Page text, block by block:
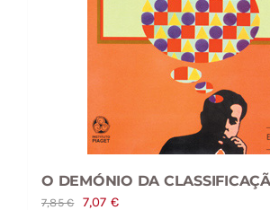
O DEMÓNIO DA
7,85€
O
7,07 €O